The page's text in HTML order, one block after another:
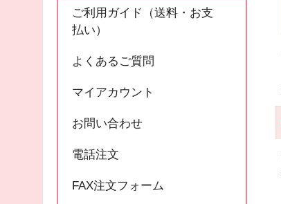
ご利用ガイド（送料・お支
払い）
よくあるご質問
マイアカウント
お問い合わせ
電話注文
FAX注文フォーム